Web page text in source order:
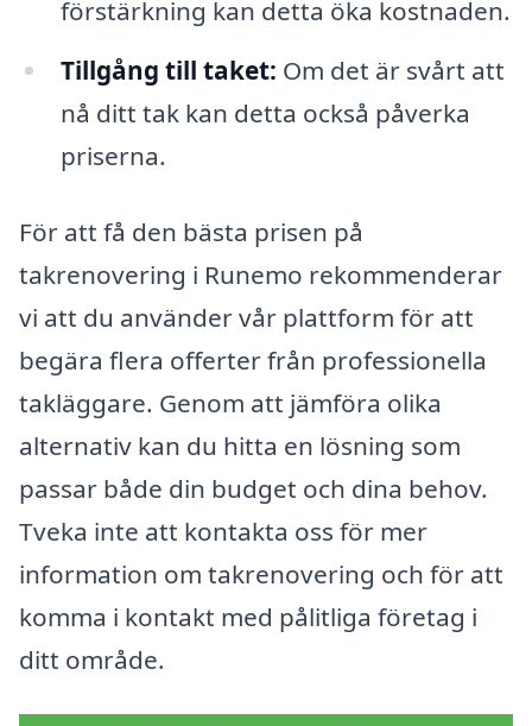
förstärkning kan detta öka kostnaden.
Tillgång till taket: Om det är svårt att
nå ditt tak kan detta också påverka
priserna.
För att få den bästa prisen på
takrenovering i Runemo rekommenderar
vi att du använder vår plattform för att
begära flera offerter från professionella
takläggare. Genom att jämföra olika
alternativ kan du hitta en lösning som
passar både din budget och dina behov.
Tveka inte att kontakta oss för mer
information om takrenovering och för att
komma i kontakt med pålitliga företag i
ditt område.